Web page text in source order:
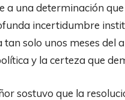
a una determinación
incertidumbre
tan solo unos meses
y la certeza que
sostuvo que la